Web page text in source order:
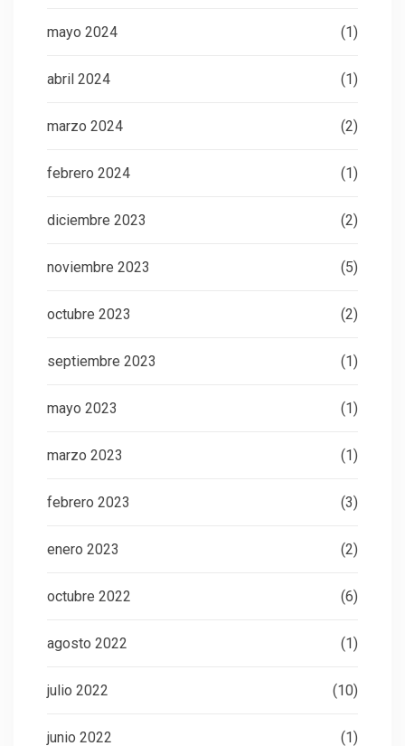
mayo 2024 (1)
abril 2024 (1)
marzo 2024 (2)
febrero 2024 (1)
diciembre 2023 (2)
noviembre 2023 (5)
octubre 2023 (2)
septiembre 2023 (1)
mayo 2023 (1)
marzo 2023 (1)
febrero 2023 (3)
enero 2023 (2)
octubre 2022 (6)
agosto 2022 (1)
julio 2022 (10)
junio 2022 (1)